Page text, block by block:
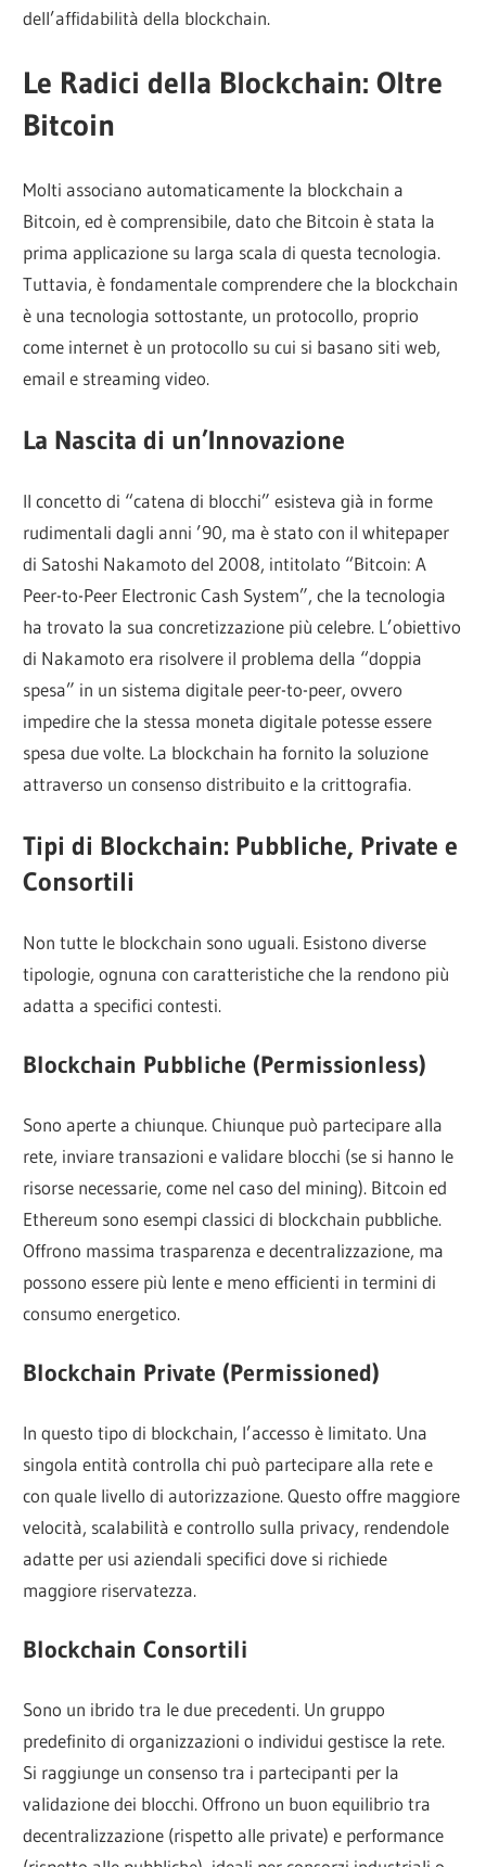
dell’affidabilità della blockchain.
Le Radici della Blockchain: Oltre
Bitcoin
Molti associano automaticamente la blockchain a
Bitcoin, ed è comprensibile, dato che Bitcoin è stata la
prima applicazione su larga scala di questa tecnologia.
Tuttavia, è fondamentale comprendere che la blockchain
è una tecnologia sottostante, un protocollo, proprio
come internet è un protocollo su cui si basano siti web,
email e streaming video.
La Nascita di un’Innovazione
Il concetto di “catena di blocchi” esisteva già in forme
rudimentali dagli anni ’90, ma è stato con il whitepaper
di Satoshi Nakamoto del 2008, intitolato “Bitcoin: A
Peer-to-Peer Electronic Cash System”, che la tecnologia
ha trovato la sua concretizzazione più celebre. L’obiettivo
di Nakamoto era risolvere il problema della “doppia
spesa” in un sistema digitale peer-to-peer, ovvero
impedire che la stessa moneta digitale potesse essere
spesa due volte. La blockchain ha fornito la soluzione
attraverso un consenso distribuito e la crittografia.
Tipi di Blockchain: Pubbliche, Private e
Consortili
Non tutte le blockchain sono uguali. Esistono diverse
tipologie, ognuna con caratteristiche che la rendono più
adatta a specifici contesti.
Blockchain Pubbliche (Permissionless)
Sono aperte a chiunque. Chiunque può partecipare alla
rete, inviare transazioni e validare blocchi (se si hanno le
risorse necessarie, come nel caso del mining). Bitcoin ed
Ethereum sono esempi classici di blockchain pubbliche.
Offrono massima trasparenza e decentralizzazione, ma
possono essere più lente e meno efficienti in termini di
consumo energetico.
Blockchain Private (Permissioned)
In questo tipo di blockchain, l’accesso è limitato. Una
singola entità controlla chi può partecipare alla rete e
con quale livello di autorizzazione. Questo offre maggiore
velocità, scalabilità e controllo sulla privacy, rendendole
adatte per usi aziendali specifici dove si richiede
maggiore riservatezza.
Blockchain Consortili
Sono un ibrido tra le due precedenti. Un gruppo
predefinito di organizzazioni o individui gestisce la rete.
Si raggiunge un consenso tra i partecipanti per la
validazione dei blocchi. Offrono un buon equilibrio tra
decentralizzazione (rispetto alle private) e performance